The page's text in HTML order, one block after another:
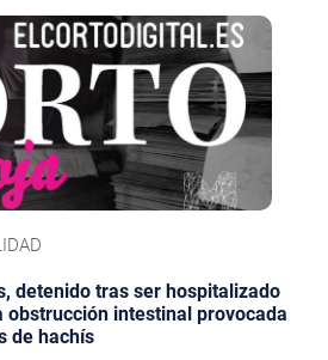
detenido tras ser hospitalizado
obstrucción intestinal provocada
de hachís